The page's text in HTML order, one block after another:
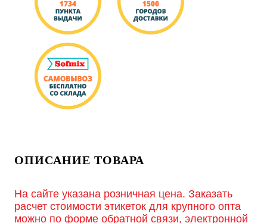
ОПИСАНИЕ ТОВАРА
На сайте указана розничная цена. Заказать
расчет стоимости этикеток для крупного опта
можно по форме обратной связи, электронной